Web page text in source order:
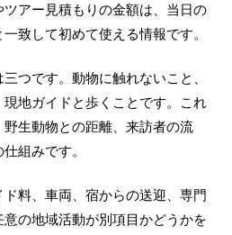
アー見積もりの金額は、当日の
致して初めて使える情報です。
つです。動物に触れないこと、
地ガイドと歩くことです。これ
生動物との距離、来訪者の流
組みです。
料、車両、宿からの送迎、専門
の地域活動が別項目かどうかを